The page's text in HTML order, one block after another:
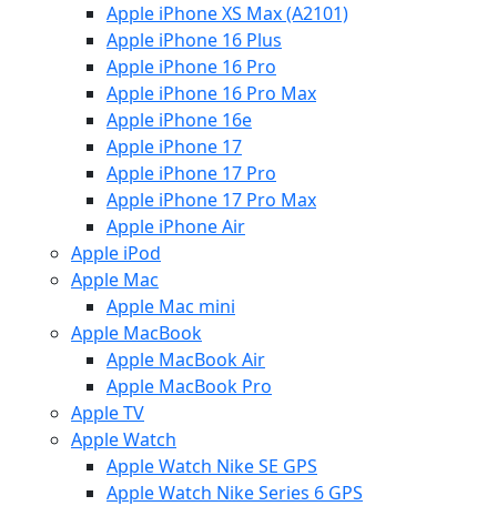
Apple iPhone XS Max (A2101)
Apple iPhone 16 Plus
Apple iPhone 16 Pro
Apple iPhone 16 Pro Max
Apple iPhone 16e
Apple iPhone 17
Apple iPhone 17 Pro
Apple iPhone 17 Pro Max
Apple iPhone Air
Apple iPod
Apple Mac
Apple Mac mini
Apple MacBook
Apple MacBook Air
Apple MacBook Pro
Apple TV
Apple Watch
Apple Watch Nike SE GPS
Apple Watch Nike Series 6 GPS